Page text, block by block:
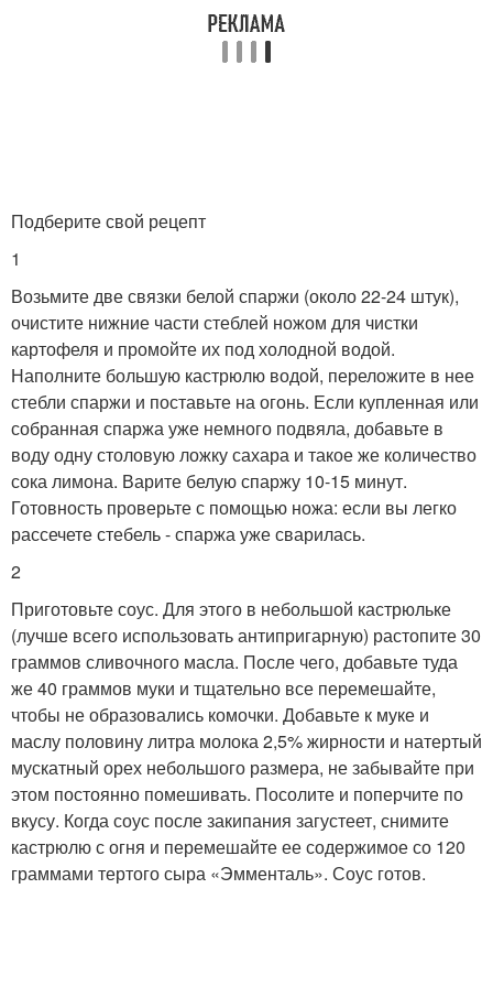
Подберите свой рецепт
1
Возьмите две связки белой спаржи (около 22-24 штук),
очистите нижние части стеблей ножом для чистки
картофеля и промойте их под холодной водой.
Наполните большую кастрюлю водой, переложите в нее
стебли спаржи и поставьте на огонь. Если купленная или
собранная спаржа уже немного подвяла, добавьте в
воду одну столовую ложку сахара и такое же количество
сока лимона. Варите белую спаржу 10-15 минут.
Готовность проверьте с помощью ножа: если вы легко
рассечете стебель - спаржа уже сварилась.
2
Приготовьте соус. Для этого в небольшой кастрюльке
(лучше всего использовать антипригарную) растопите 30
граммов сливочного масла. После чего, добавьте туда
же 40 граммов муки и тщательно все перемешайте,
чтобы не образовались комочки. Добавьте к муке и
маслу половину литра молока 2,5% жирности и натертый
мускатный орех небольшого размера, не забывайте при
этом постоянно помешивать. Посолите и поперчите по
вкусу. Когда соус после закипания загустеет, снимите
кастрюлю с огня и перемешайте ее содержимое со 120
граммами тертого сыра «Эмменталь». Соус готов.